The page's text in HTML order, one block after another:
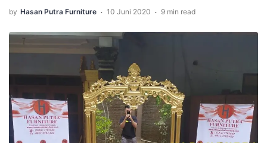
by Hasan Putra Furniture . 10 Juni 2020 . 9 min read